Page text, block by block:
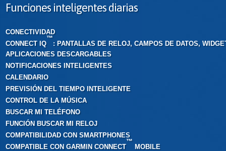
Funciones inteligentes diarias
CONECTIVIDAD
CONNECT IQ
™
: PANTALLAS DE RELOJ, CAMPOS DE DATOS,
APLICACIONES DESCARGABLES
NOTIFICACIONES INTELIGENTES
CALENDARIO
PREVISIÓN DEL TIEMPO INTELIGENTE
CONTROL DE LA MÚSICA
BUSCAR MI TELÉFONO
FUNCIÓN BUSCAR MI RELOJ
COMPATIBILIDAD CON SMARTPHONES
COMPATIBLE CON GARMIN CONNECT
™
MOBILE